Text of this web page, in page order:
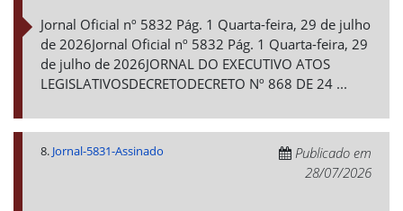
Jornal Oficial nº 5832 Pág. 1 Quarta-feira, 29 de julho
de 2026Jornal Oficial nº 5832 Pág. 1 Quarta-feira, 29
de julho de 2026JORNAL DO EXECUTIVO ATOS
LEGISLATIVOSDECRETODECRETO Nº 868 DE 24 ...
8. Jornal-5831-Assinado
Publicado em
28/07/2026